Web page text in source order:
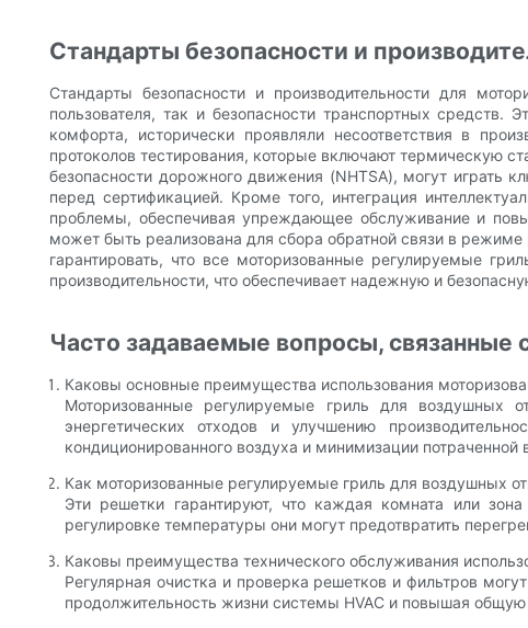
Стандарты безопасности и
Стандарты безопасности и производительности для
пользователя, так и безопасности транспортных
комфорта, исторически проявляли несоответствия в
протоколов тестирования, которые включают термическую
безопасности дорожного движения (NHTSA), могут играть
перед сертификацией. Кроме того, интеграция
проблемы, обеспечивая упреждающее обслуживание и
может быть реализована для сбора обратной связи в
гарантировать, что все моторизованные регулируемые
производительности, что обеспечивает надежную и
Часто задаваемые вопросы,
Каковы основные преимущества использования
Моторизованные регулируемые гриль для воздушных
энергетических отходов и улучшению
кондиционированного воздуха и минимизации потраченной
Как моторизованные регулируемые гриль для воздушных
Эти решетки гарантируют, что каждая комната или
регулировке температуры они могут предотвратить
Каковы преимущества технического обслуживания
Регулярная очистка и проверка решетков и фильтров
продолжительность жизни системы HVAC и повышая общую